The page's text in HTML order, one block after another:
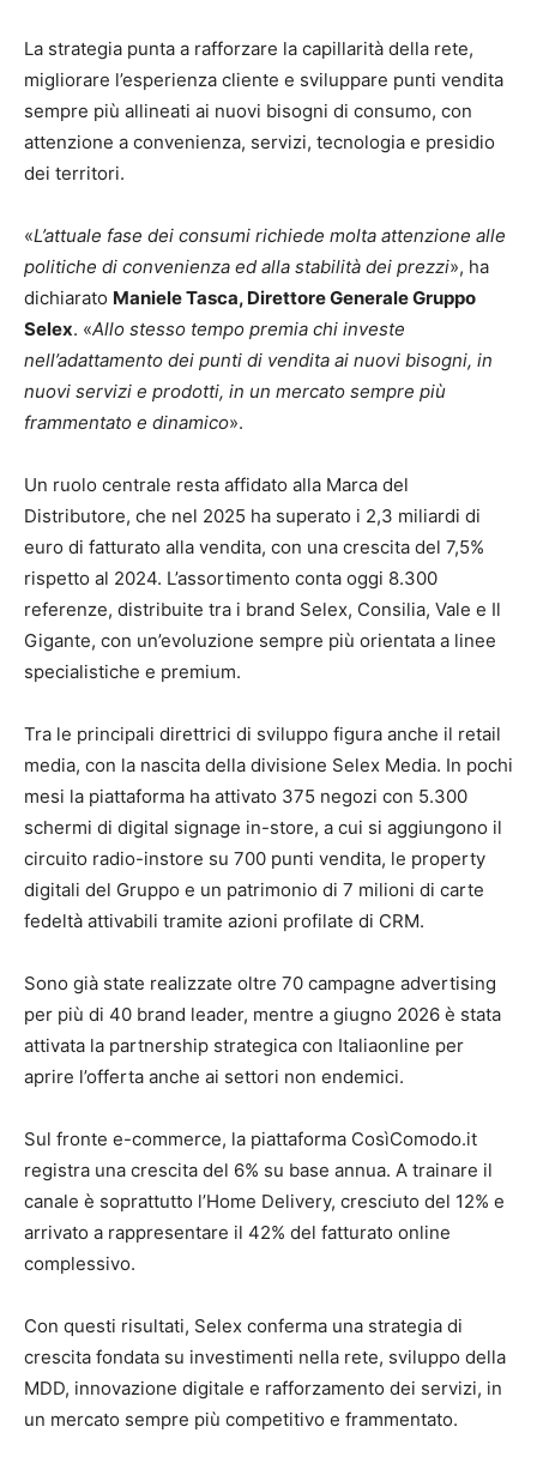
La strategia punta a rafforzare la capillarità della rete,
migliorare l’esperienza cliente e sviluppare punti vendita
sempre più allineati ai nuovi bisogni di consumo, con
attenzione a convenienza, servizi, tecnologia e presidio
dei territori.
«L’attuale fase dei consumi richiede molta attenzione alle
politiche di convenienza ed alla stabilità dei prezzi», ha
dichiarato Maniele Tasca, Direttore Generale Gruppo
Selex. «Allo stesso tempo premia chi investe
nell’adattamento dei punti di vendita ai nuovi bisogni, in
nuovi servizi e prodotti, in un mercato sempre più
frammentato e dinamico».
Un ruolo centrale resta affidato alla Marca del
Distributore, che nel 2025 ha superato i 2,3 miliardi di
euro di fatturato alla vendita, con una crescita del 7,5%
rispetto al 2024. L’assortimento conta oggi 8.300
referenze, distribuite tra i brand Selex, Consilia, Vale e Il
Gigante, con un’evoluzione sempre più orientata a linee
specialistiche e premium.
Tra le principali direttrici di sviluppo figura anche il retail
media, con la nascita della divisione Selex Media. In pochi
mesi la piattaforma ha attivato 375 negozi con 5.300
schermi di digital signage in-store, a cui si aggiungono il
circuito radio-instore su 700 punti vendita, le property
digitali del Gruppo e un patrimonio di 7 milioni di carte
fedeltà attivabili tramite azioni profilate di CRM.
Sono già state realizzate oltre 70 campagne advertising
per più di 40 brand leader, mentre a giugno 2026 è stata
attivata la partnership strategica con Italiaonline per
aprire l’offerta anche ai settori non endemici.
Sul fronte e-commerce, la piattaforma CosìComodo.it
registra una crescita del 6% su base annua. A trainare il
canale è soprattutto l’Home Delivery, cresciuto del 12% e
arrivato a rappresentare il 42% del fatturato online
complessivo.
Con questi risultati, Selex conferma una strategia di
crescita fondata su investimenti nella rete, sviluppo della
MDD, innovazione digitale e rafforzamento dei servizi, in
un mercato sempre più competitivo e frammentato.